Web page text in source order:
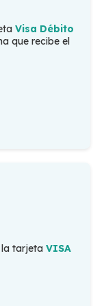
Visa Débito
que recibe el
la tarjeta VISA